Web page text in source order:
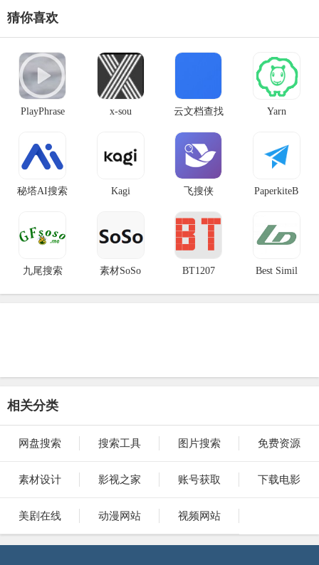
猜你喜欢
PlayPhrase x-sou 云文档查找 Yarn
秘塔AI搜索 Kagi 飞搜侠 PaperkiteB
九尾搜索 素材SoSo BT1207 Best Simil
相关分类
网盘搜索 搜索工具 图片搜索 免费资源
素材设计 影视之家 账号获取 下载电影
美剧在线 动漫网站 视频网站